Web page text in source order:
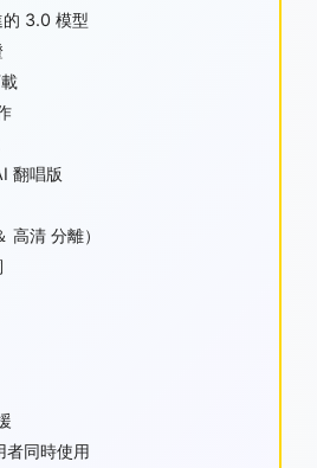
3.0 模型
翻唱版
高清 分離）
者同時使用